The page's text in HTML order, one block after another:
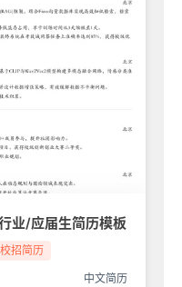
业/应届生简历模板
校招简历
中文简历